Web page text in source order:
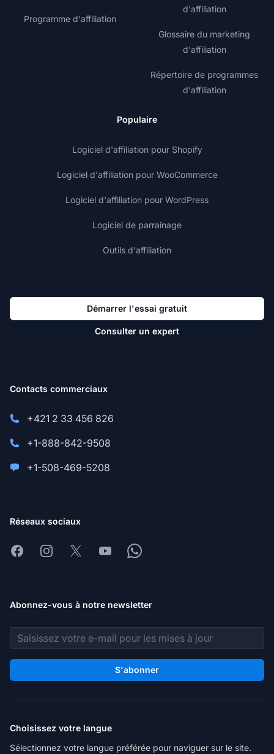
Programme d'affiliation
d'affiliation
Glossaire du marketing
d'affiliation
Répertoire de programmes
d'affiliation
Populaire
Logiciel d'affiliation pour Shopify
Logiciel d'affiliation pour WooCommerce
Logiciel d'affiliation pour WordPress
Logiciel de parrainage
Outils d'affiliation
Démarrer l'essai gratuit
Consulter un expert
Contacts commerciaux
+421 2 33 456 826
+1-888-842-9508
+1-508-469-5208
Réseaux sociaux
FacebookInstagram
X YoutubeWhatsapp
Abonnez-vous à notre newsletter
Adresse e-mail
S'abonner
Choisissez votre langue
Sélectionnez votre langue préférée pour naviguer sur le site.